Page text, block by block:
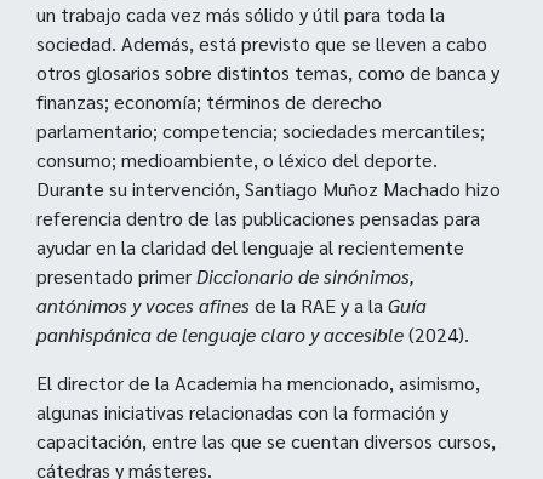
un trabajo cada vez más sólido y útil para toda la
sociedad. Además, está previsto que se lleven a cabo
otros glosarios sobre distintos temas, como de banca y
finanzas; economía; términos de derecho
parlamentario; competencia; sociedades mercantiles;
consumo; medioambiente, o léxico del deporte.
Durante su intervención, Santiago Muñoz Machado hizo
referencia dentro de las publicaciones pensadas para
ayudar en la claridad del lenguaje al recientemente
presentado primerDiccionario de sinónimos,
antónimos y voces afines de la RAE y a laGuía
panhispánica de lenguaje claro y accesible(2024).
El director de la Academia ha mencionado, asimismo,
algunas iniciativas relacionadas con la formación y
capacitación, entre las que se cuentan diversos cursos,
cátedras y másteres.